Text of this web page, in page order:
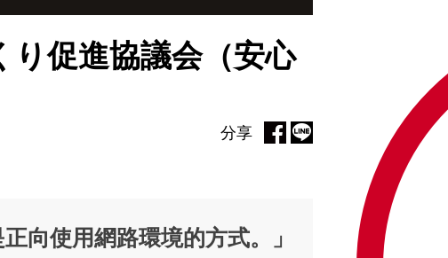
り促進協議会（安心
分享
向使用網路環境的方式。」